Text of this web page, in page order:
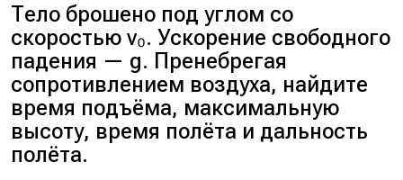
Тело брошено под углом со
скоростью v₀. Ускорение свободного
падения — g. Пренебрегая
сопротивлением воздуха, найдите
время подъёма, максимальную
высоту, время полёта и дальность
полёта.